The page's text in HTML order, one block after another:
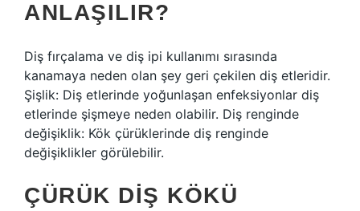
ANLAŞILIR?
Diş fırçalama ve diş ipi kullanımı sırasında
kanamaya neden olan şey geri çekilen diş etleridir.
Şişlik: Diş etlerinde yoğunlaşan enfeksiyonlar diş
etlerinde şişmeye neden olabilir. Diş renginde
değişiklik: Kök çürüklerinde diş renginde
değişiklikler görülebilir.
ÇÜRÜK DIŞ KÖKÜ